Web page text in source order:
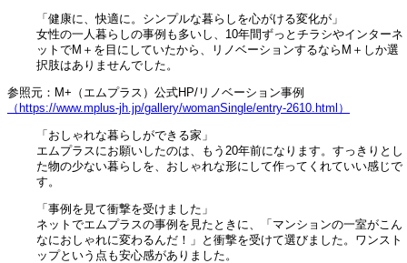
「健康に、快適に。シンプルな暮らしを心がける変化が」
女性の一人暮らしの事例も多いし、10年間ずっとチラシやインターネ
ットでM＋を目にしていたから、リノベーションするならM＋しか選
択肢はありませんでした。
参照元：M+（エムプラス）公式HP/リノベーション事例
（https://www.mplus-jh.jp/gallery/womanSingle/entry-2610.html）
「おしゃれな暮らしができる家」
エムプラスにお願いしたのは、もう20年前になります。すっきりとし
た物の少ない暮らしを、おしゃれな形にして作ってくれていい感じで
す。
「事例を見て衝撃を受けました」
ネットでエムプラスの事例を見たときに、「マンションの一室がこん
なにおしゃれに変わるんだ！」と衝撃を受けて選びました。ワンスト
ップという点も安心感がありました。